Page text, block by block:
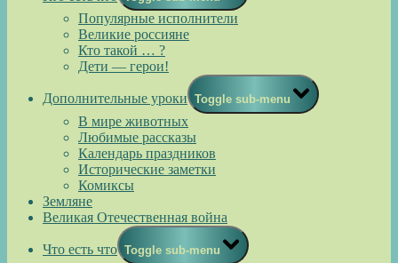
Популярные исполнители
Великие россияне
Кто такой … ?
Дети — герои!
Дополнительные уроки Toggle sub-menu
В мире животных
Любимые рассказы
Календарь праздников
Исторические заметки
Комиксы
Земляне
Великая Отечественная война
Что есть что Toggle sub-menu